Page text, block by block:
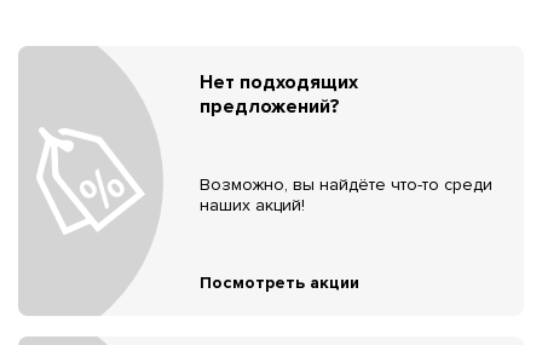
Нет подходящих
предложений?
Возможно, вы найдёте что-то среди
наших акций!
Посмотреть акции